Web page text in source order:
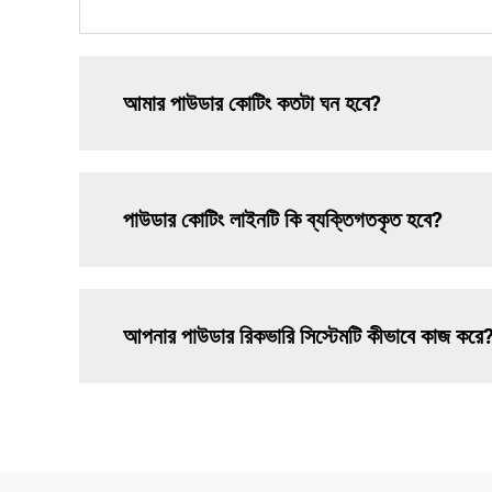
আমার পাউডার কোটিং কতটা ঘন হবে?
পাউডার কোটিং লাইনটি কি ব্যক্তিগতকৃত হবে?
আপনার পাউডার রিকভারি সিস্টেমটি কীভাবে কাজ